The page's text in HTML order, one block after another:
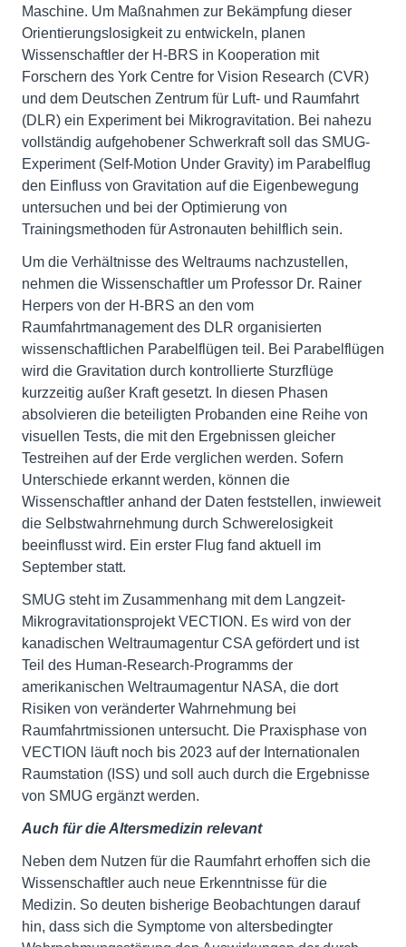
Maschine. Um Maßnahmen zur Bekämpfung dieser
Orientierungslosigkeit zu entwickeln, planen
Wissenschaftler der H-BRS in Kooperation mit
Forschern des York Centre for Vision Research (CVR)
und dem Deutschen Zentrum für Luft- und Raumfahrt
(DLR) ein Experiment bei Mikrogravitation. Bei nahezu
vollständig aufgehobener Schwerkraft soll das SMUG-
Experiment (Self-Motion Under Gravity) im Parabelflug
den Einfluss von Gravitation auf die Eigenbewegung
untersuchen und bei der Optimierung von
Trainingsmethoden für Astronauten behilflich sein.
Um die Verhältnisse des Weltraums nachzustellen,
nehmen die Wissenschaftler um Professor Dr. Rainer
Herpers von der H-BRS an den vom
Raumfahrtmanagement des DLR organisierten
wissenschaftlichen Parabelflügen teil. Bei Parabelflügen
wird die Gravitation durch kontrollierte Sturzflüge
kurzzeitig außer Kraft gesetzt. In diesen Phasen
absolvieren die beteiligten Probanden eine Reihe von
visuellen Tests, die mit den Ergebnissen gleicher
Testreihen auf der Erde verglichen werden. Sofern
Unterschiede erkannt werden, können die
Wissenschaftler anhand der Daten feststellen, inwieweit
die Selbstwahrnehmung durch Schwerelosigkeit
beeinflusst wird. Ein erster Flug fand aktuell im
September statt.
SMUG steht im Zusammenhang mit dem Langzeit-
Mikrogravitationsprojekt VECTION. Es wird von der
kanadischen Weltraumagentur CSA gefördert und ist
Teil des Human-Research-Programms der
amerikanischen Weltraumagentur NASA, die dort
Risiken von veränderter Wahrnehmung bei
Raumfahrtmissionen untersucht. Die Praxisphase von
VECTION läuft noch bis 2023 auf der Internationalen
Raumstation (ISS) und soll auch durch die Ergebnisse
von SMUG ergänzt werden.
Auch für die Altersmedizin relevant
Neben dem Nutzen für die Raumfahrt erhoffen sich die
Wissenschaftler auch neue Erkenntnisse für die
Medizin. So deuten bisherige Beobachtungen darauf
hin, dass sich die Symptome von altersbedingter